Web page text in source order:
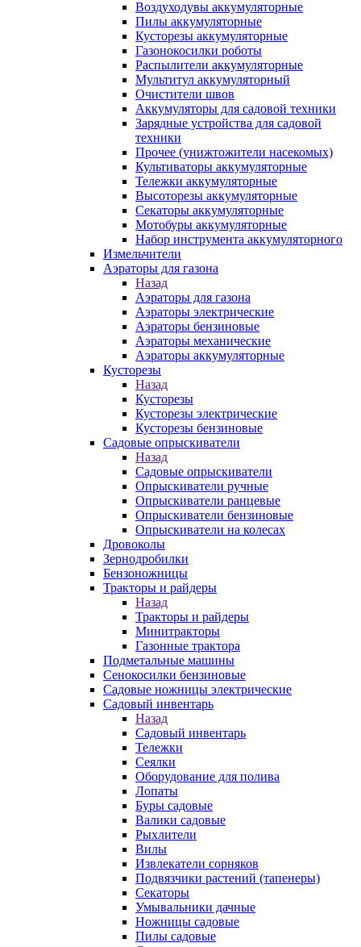
Воздуходувы аккумуляторные
Пилы аккумуляторные
Кусторезы аккумуляторные
Газонокосилки роботы
Распылители аккумуляторные
Мультитул аккумуляторный
Очистители швов
Аккумуляторы для садовой техники
Зарядные устройства для садовой
техники
Прочее (унижтожители насекомых)
Культиваторы аккумуляторные
Тележки аккумуляторные
Высоторезы аккумуляторные
Секаторы аккумуляторные
Мотобуры аккумуляторные
Набор инструмента аккумуляторного
Измельчители
Аэраторы для газона
Назад
Аэраторы для газона
Аэраторы электрические
Аэраторы бензиновые
Аэраторы механические
Аэраторы аккумуляторные
Кусторезы
Назад
Кусторезы
Кусторезы электрические
Кусторезы бензиновые
Садовые опрыскиватели
Назад
Садовые опрыскиватели
Опрыскиватели ручные
Опрыскиватели ранцевые
Опрыскиватели бензиновые
Опрыскиватели на колесах
Дровоколы
Зернодробилки
Бензоножницы
Тракторы и райдеры
Назад
Тракторы и райдеры
Минитракторы
Газонные трактора
Подметальные машины
Сенокосилки бензиновые
Садовые ножницы электрические
Садовый инвентарь
Назад
Садовый инвентарь
Тележки
Сеялки
Оборудование для полива
Лопаты
Буры садовые
Валики садовые
Рыхлители
Вилы
Извлекатели сорняков
Подвязчики растений (тапенеры)
Секаторы
Умывальники дачные
Ножницы садовые
Пилы садовые